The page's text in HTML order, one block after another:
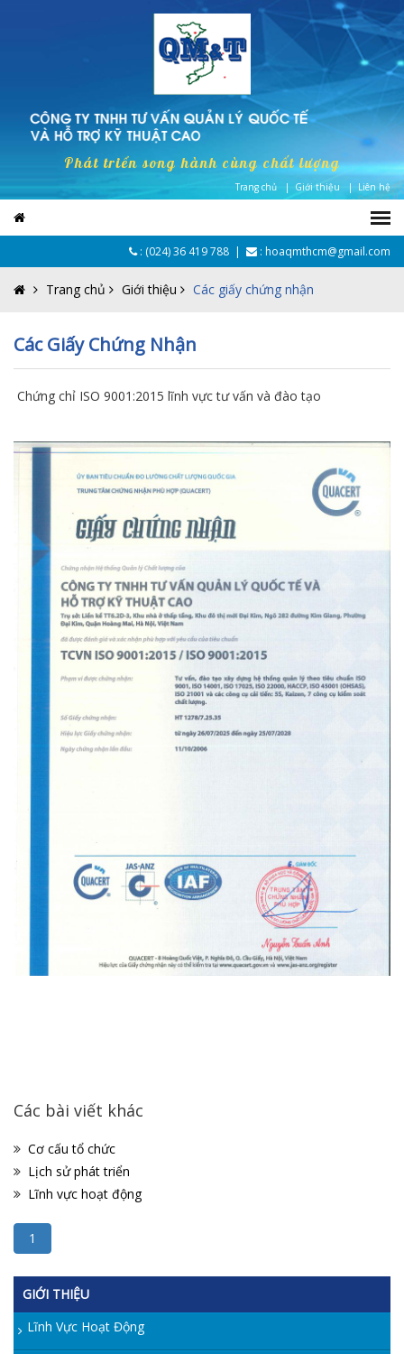
Phát triển song hành cùng chất lượng
Trang chủ | Giới thiệu | Liên hệ
: (024) 36 419 788 | : hoaqmthcm@gmail.com
Trang chủ Giới thiệu Các giấy chứng nhận
Các Giấy Chứng Nhận
Chứng chỉ ISO 9001:2015 lĩnh vực tư vấn và đào tạo
Các bài viết khác
Cơ cấu tổ chức
Lịch sử phát triển
Lĩnh vực hoạt động
1
GIỚI THIỆU
Lĩnh Vực Hoạt Động